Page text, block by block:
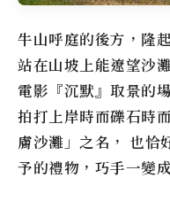
牛山呼庭的後方，隆
站在山坡上能遼望沙
電影『沉默』取景的
拍打上岸時而礫石時
膚沙灘」之名， 也恰
予的禮物，巧手一變